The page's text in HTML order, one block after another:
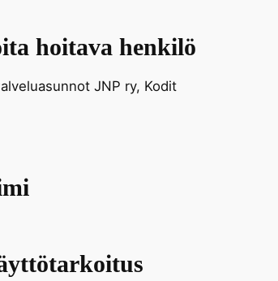
hoitava henkilö
JNP ry, Kodit